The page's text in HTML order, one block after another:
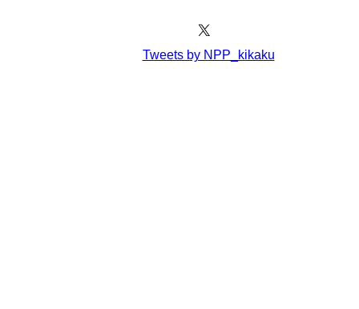
Tweets by NPP_kikaku